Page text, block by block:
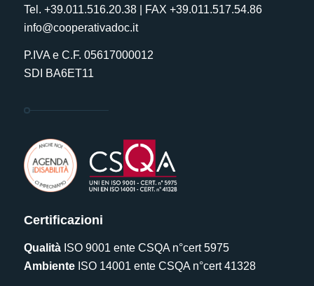
Tel. +39.011.516.20.38 | FAX +39.011.517.54.86
info@cooperativadoc.it
P.IVA e C.F. 05617000012
SDI BA6ET11
Certificazioni
QualitàISO 9001 ente CSQA n°cert 5975
AmbienteISO 14001 ente CSQA n°cert 41328